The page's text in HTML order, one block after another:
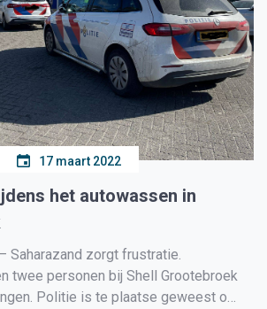
17 maart 2022
het autowassen in
– Saharazand zorgt frustratie.
twee personen bij Shell Grootebroek
Politie is te plaatse geweest om